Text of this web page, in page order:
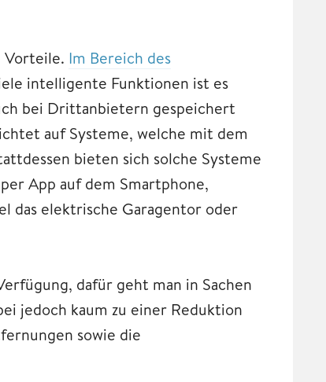
Vorteile. Im Bereich des
intelligente Funktionen ist es
bei Drittanbietern gespeichert
auf Systeme, welche mit dem
bieten sich solche Systeme
App auf dem Smartphone,
das elektrische Garagentor oder
dafür geht man in Sachen
jedoch kaum zu einer Reduktion
sowie die